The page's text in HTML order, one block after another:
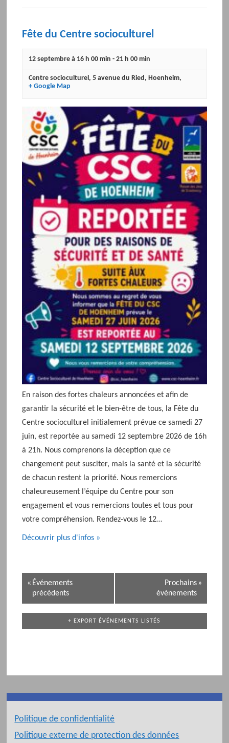
Fête du Centre socioculturel
12 septembre à 16 h 00 min -21 h 00 min
Centre socioculturel ,5 avenue du Ried , Hoenheim,
+ Google Map
En raison des fortes chaleurs annoncées et afin de
garantir la sécurité et le bien-être de tous, la Fête du
Centre socioculturel initialement prévue ce samedi 27
juin, est reportée au samedi 12 septembre 2026 de 16h
à 21h. Nous comprenons la déception que ce
changement peut susciter, mais la santé et la sécurité
de chacun restent la priorité. Nous remercions
chaleureusement l’équipe du Centre pour son
engagement et vous remercions toutes et tous pour
votre compréhension. Rendez-vous le 12…
Découvrir plus d'infos »
v
i
g
o
p
a
r
L
« Événements
précédents
Prochains
événements
»
+ EXPORT ÉVÉNEMENTS LISTÉS
Politique de confidentialité
Politique externe de protection des données